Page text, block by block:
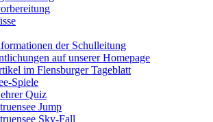
der Schulleitung
auf unserer Homepage
im Flensburger Tageblatt
Spiele
Quiz
Jump
Sky-Fall